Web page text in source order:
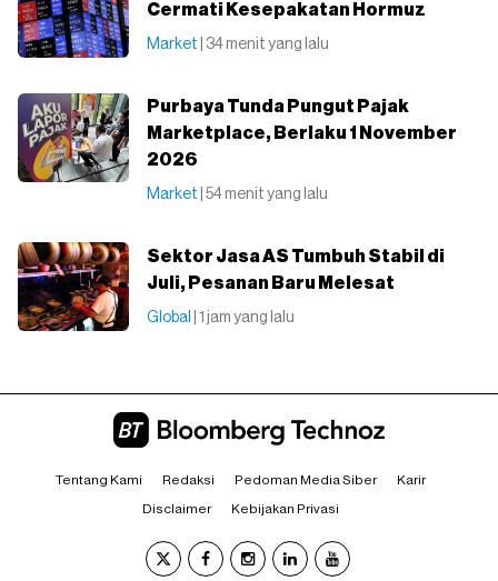
Cermati Kesepakatan Hormuz
Market | 34 menit yang lalu
Purbaya Tunda Pungut Pajak
Marketplace, Berlaku 1 November
2026
Market | 54 menit yang lalu
Sektor Jasa AS Tumbuh Stabil di
Juli, Pesanan Baru Melesat
Global | 1 jam yang lalu
Tentang Kami Redaksi Pedoman Media Siber Karir
Disclaimer Kebijakan Privasi